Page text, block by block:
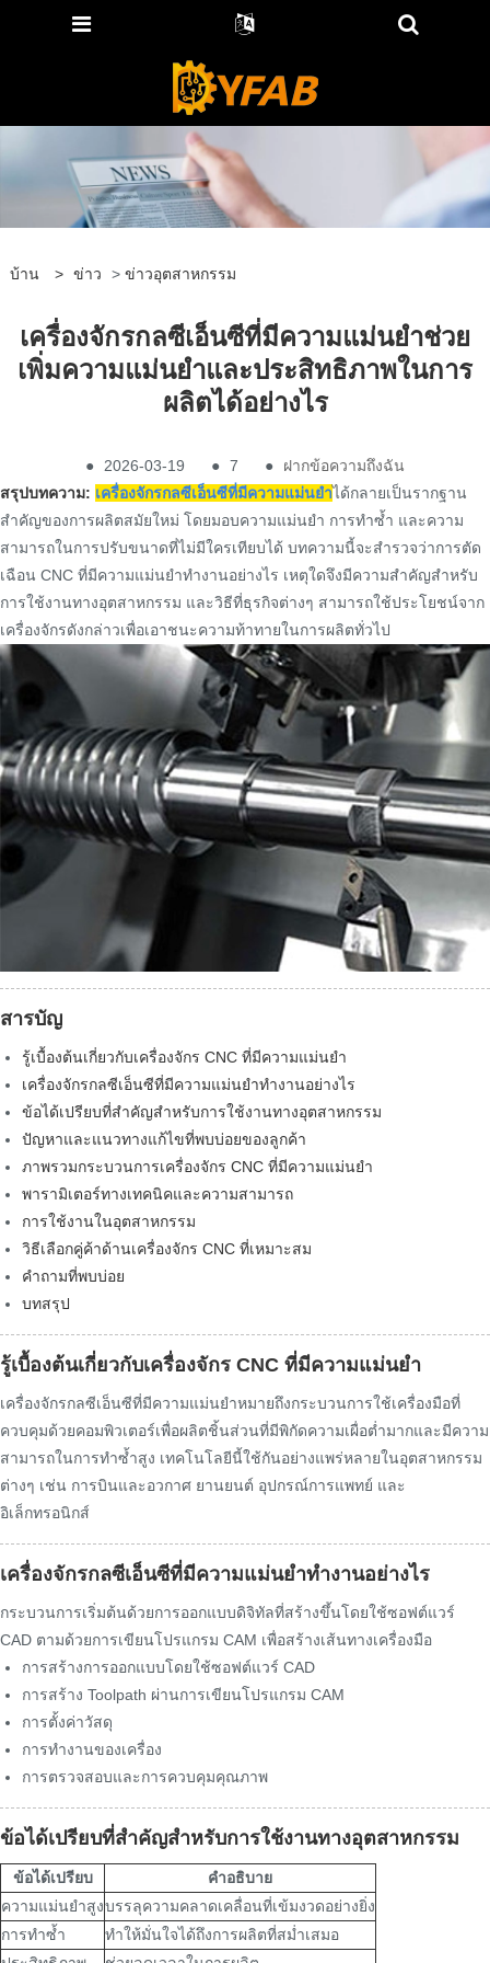
บ้าน > ข่าว > ข่าวอุตสาหกรรม
เครื่องจักรกลซีเอ็นซีที่มีความแม่นยำช่วย
เพิ่มความแม่นยำและประสิทธิภาพในการ
ผลิตได้อย่างไร
● 2026-03-19 ● 7 ●
ฝากข้อความถึงฉัน
สรุปบทความ: เครื่องจักรกลซีเอ็นซีที่มีความแม่นยำได้กลายเป็นรากฐาน
สำคัญของการผลิตสมัยใหม่ โดยมอบความแม่นยำ การทำซ้ำ และความ
สามารถในการปรับขนาดที่ไม่มีใครเทียบได้ บทความนี้จะสำรวจว่าการตัด
เฉือน CNC ที่มีความแม่นยำทำงานอย่างไร เหตุใดจึงมีความสำคัญสำหรับ
การใช้งานทางอุตสาหกรรม และวิธีที่ธุรกิจต่างๆ สามารถใช้ประโยชน์จาก
เครื่องจักรดังกล่าวเพื่อเอาชนะความท้าทายในการผลิตทั่วไป
สารบัญ
รู้เบื้องต้นเกี่ยวกับเครื่องจักร CNC ที่มีความแม่นยำ
เครื่องจักรกลซีเอ็นซีที่มีความแม่นยำทำงานอย่างไร
ข้อได้เปรียบที่สำคัญสำหรับการใช้งานทางอุตสาหกรรม
ปัญหาและแนวทางแก้ไขที่พบบ่อยของลูกค้า
ภาพรวมกระบวนการเครื่องจักร CNC ที่มีความแม่นยำ
พารามิเตอร์ทางเทคนิคและความสามารถ
การใช้งานในอุตสาหกรรม
วิธีเลือกคู่ค้าด้านเครื่องจักร CNC ที่เหมาะสม
คำถามที่พบบ่อย
บทสรุป
รู้เบื้องต้นเกี่ยวกับเครื่องจักร CNC ที่มีความแม่นยำ
เครื่องจักรกลซีเอ็นซีที่มีความแม่นยำหมายถึงกระบวนการใช้เครื่องมือที่
ควบคุมด้วยคอมพิวเตอร์เพื่อผลิตชิ้นส่วนที่มีพิกัดความเผื่อต่ำมากและมีความ
สามารถในการทำซ้ำสูง เทคโนโลยีนี้ใช้กันอย่างแพร่หลายในอุตสาหกรรม
ต่างๆ เช่น การบินและอวกาศ ยานยนต์ อุปกรณ์การแพทย์ และ
อิเล็กทรอนิกส์
เครื่องจักรกลซีเอ็นซีที่มีความแม่นยำทำงานอย่างไร
กระบวนการเริ่มต้นด้วยการออกแบบดิจิทัลที่สร้างขึ้นโดยใช้ซอฟต์แวร์
CAD ตามด้วยการเขียนโปรแกรม CAM เพื่อสร้างเส้นทางเครื่องมือ
การสร้างการออกแบบโดยใช้ซอฟต์แวร์ CAD
การสร้าง Toolpath ผ่านการเขียนโปรแกรม CAM
การตั้งค่าวัสดุ
การทำงานของเครื่อง
การตรวจสอบและการควบคุมคุณภาพ
ข้อได้เปรียบที่สำคัญสำหรับการใช้งานทางอุตสาหกรรม
ข้อได้เปรียบ
คำอธิบาย
ความแม่นยำสูงบรรลุความคลาดเคลื่อนที่เข้มงวดอย่างยิ่ง
การทำซ้ำ
ทำให้มั่นใจได้ถึงการผลิตที่สม่ำเสมอ